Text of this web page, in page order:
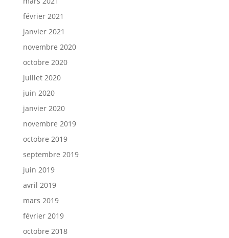
février 2021
janvier 2021
novembre 2020
octobre 2020
juillet 2020
juin 2020
janvier 2020
novembre 2019
octobre 2019
septembre 2019
juin 2019
avril 2019
mars 2019
février 2019
octobre 2018